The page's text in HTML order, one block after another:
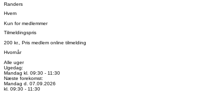
Randers
Hvem
Kun for medlemmer
Tilmeldingspris
200 kr., Pris medlem online tilmelding
Hvornår
Alle uger
Ugedag:
Mandag kl. 09:30 - 11:30
Næste forekomst:
Mandag d. 07.09.2026
kl. 09:30 - 11:30